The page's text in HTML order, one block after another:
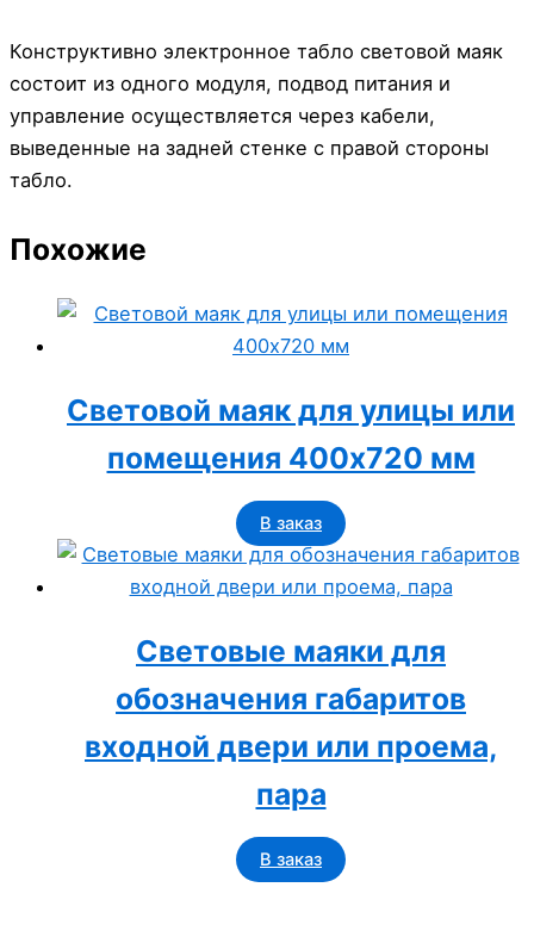
Конструктивно электронное табло световой маяк
состоит из одного модуля, подвод питания и
управление осуществляется через кабели,
выведенные на задней стенке с правой стороны
табло.
Похожие
Световой маяк для улицы или
помещения 400x720 мм
В заказ
Световые маяки для
обозначения габаритов
входной двери или проема,
пара
В заказ